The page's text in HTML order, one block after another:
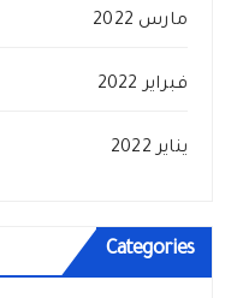
مارس 2022
فبراير 2022
يناير 2022
Categories